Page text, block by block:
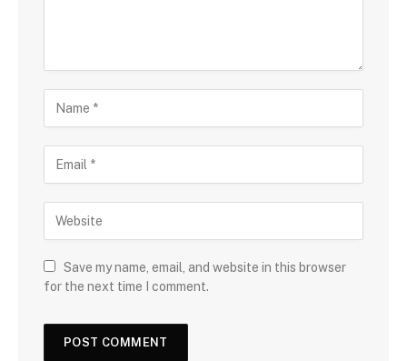
Save my name, email, and website in this browser
for the next time I comment.